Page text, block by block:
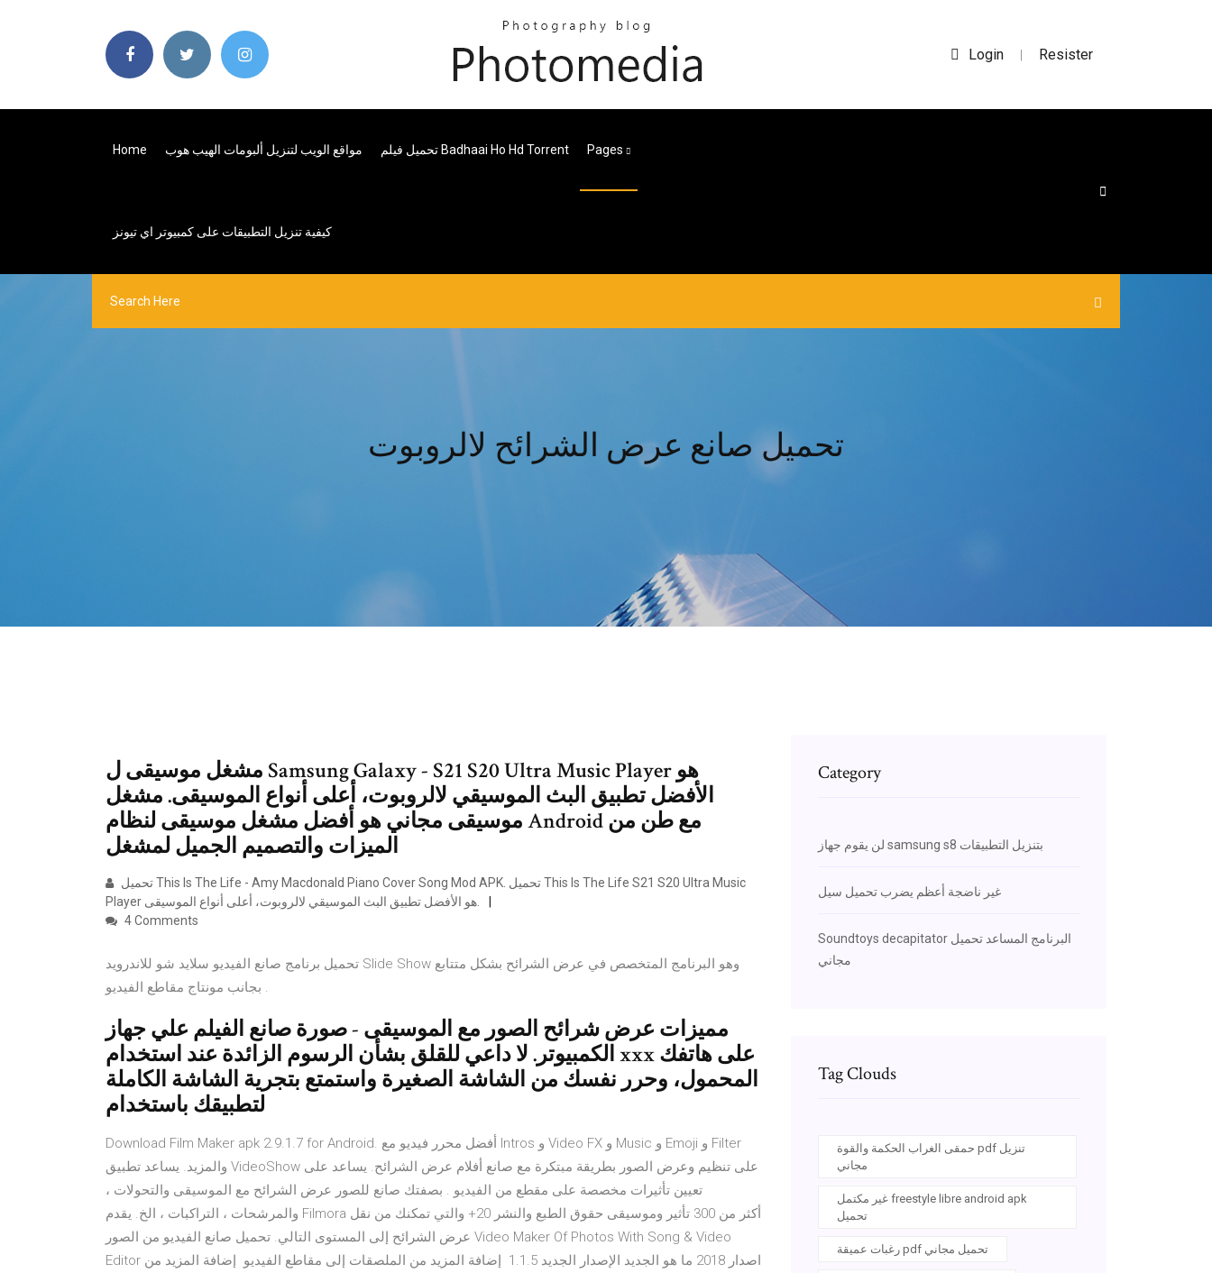
Login | Resister
Home مواقع الويب لتنزيل ألبومات الهيب هوب تحميل فيلم Badhaai Ho Hd Torrent Pages
كيفية تنزيل التطبيقات على كمبيوتر اي تيونز
تحميل صانع عرض الشرائح لالروبوت
مشغل موسيقى ل Samsung Galaxy - S21 S20 Ultra Music Player هو
الأفضل تطبيق البث الموسيقي لالروبوت، أعلى أنواع الموسيقى. مشغل
موسيقى مجاني هو أفضل مشغل موسيقى لنظام Android مع طن من
الميزات والتصميم الجميل لمشغل
4 Comments
تحميل برنامج صانع الفيديو سلايد شو للاندرويد Slide Show وهو البرنامج المتخصص في عرض الشرائح بشكل متتابع
بجانب مونتاج مقاطع الفيديو .
مميزات عرض شرائح الصور مع الموسيقى - صورة صانع الفيلم علي جهاز
الكمبيوتر. لا داعي للقلق بشأن الرسوم الزائدة عند استخدام xxx على هاتفك
المحمول، وحرر نفسك من الشاشة الصغيرة واستمتع بتجرية الشاشة الكاملة
لتطبيقك باستخدام
Download Film Maker apk 2.9.1.7 for Android. أفضل محرر فيديو مع Intros و Video FX و Music و Emoji و Filter
والمزيد. يساعد تطبيق VideoShow على تنظيم وعرض الصور بطريقة مبتكرة مع صانع أفلام عرض الشرائح. يساعد على
تعيين تأثيرات مخصصة على مقطع من الفيديو . بصفتك صانع للصور عرض الشرائح مع الموسيقى والتحولات ،
والمرشحات ، التراكبات ، الخ. يقدم Filmora أكثر من 300 تأثير وموسيقى حقوق الطبع والنشر 20+ والتي تمكنك من نقل
عرض الشرائح إلى المستوى التالي. تحميل صانع الفيديو من الصور Video Maker Of Photos With Song & Video
Editor اصدار 2018 ما هو الجديد الإصدار الجديد 1.1.5 ️ إضافة المزيد من الملصقات إلى مقاطع الفيديو ️ إضافة المزيد من
Category
لن يقوم جهاز samsung s8 بتنزيل التطبيقات
غير ناضجة أعظم يضرب تحميل سيل
Soundtoys decapitator البرنامج المساعد تحميل
مجاني
Tag Clouds
حمقى الغراب الحكمة والقوة pdf تنزيل
مجاني
غير مكتمل freestyle libre android apk
تحميل
رغبات عميقة pdf تحميل مجاني